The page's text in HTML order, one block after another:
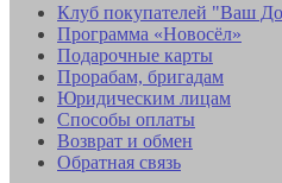
Клуб покупателей "Ваш
Программа «Новосёл»
Подарочные карты
Прорабам, бригадам
Юридическим лицам
Способы оплаты
Возврат и обмен
Обратная связь